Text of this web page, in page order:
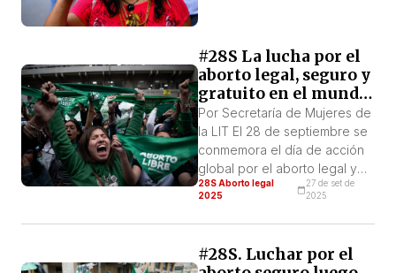
#28S La lucha por el
aborto legal, seguro y
gratuito en el mundo,
más vigente que
nunca
Por Secretaría de Mujeres de
la LIT El 28 de septiembre se
conmemora el día de acción
global por el aborto legal y
seguro, establecido por el V
Latinoamericano y del Caribe.
refiere el 28 de septiembre
28S Aborto legal
2025
27 de set de
2025
#28S. Luchar por el